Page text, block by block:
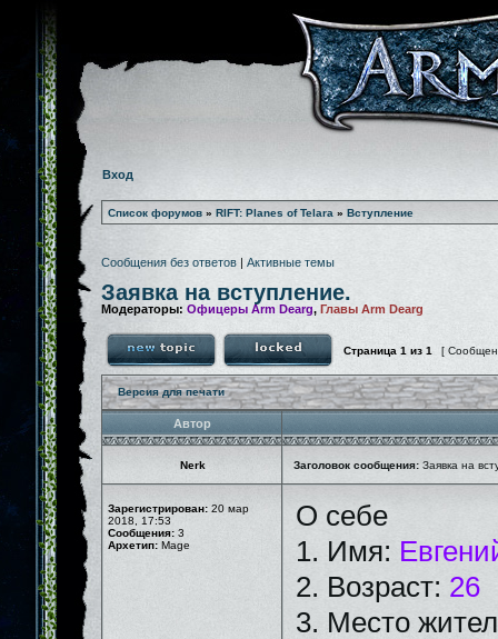
Вход
Список форумов » RIFT: Planes of Telara » Вступление
Сообщения без ответов | Активные темы
Заявка на вступление.
Модераторы: Офицеры Arm Dearg, Главы Arm Dearg
Страница 1 из 1 [
Версия для печати
Автор
Nerk Заголовок сообщения: Заявка на
Зарегистрирован: 20 мар
2018, 17:53
Сообщения: 3
Архетип: Mage
О себе
1. Имя:
2. Возраст: 26
3. Место